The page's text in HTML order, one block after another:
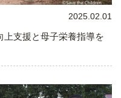
2025.02.01
上支援と母子栄養指導を